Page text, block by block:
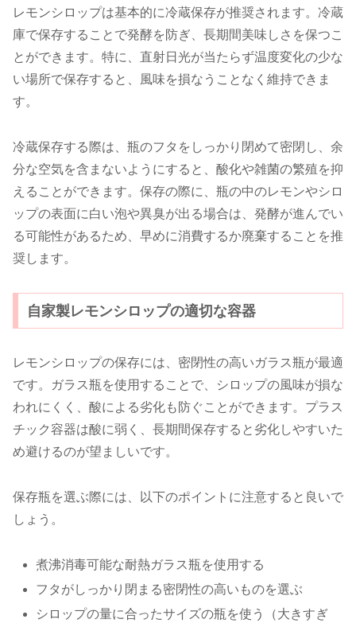
レモンシロップは基本的に冷蔵保存が推奨されます。冷蔵
庫で保存することで発酵を防ぎ、長期間美味しさを保つこ
とができます。特に、直射日光が当たらず温度変化の少な
い場所で保存すると、風味を損なうことなく維持できま
す。
冷蔵保存する際は、瓶のフタをしっかり閉めて密閉し、余
分な空気を含まないようにすると、酸化や雑菌の繁殖を抑
えることができます。保存の際に、瓶の中のレモンやシロ
ップの表面に白い泡や異臭が出る場合は、発酵が進んでい
る可能性があるため、早めに消費するか廃棄することを推
奨します。
自家製レモンシロップの適切な容器
レモンシロップの保存には、密閉性の高いガラス瓶が最適
です。ガラス瓶を使用することで、シロップの風味が損な
われにくく、酸による劣化も防ぐことができます。プラス
チック容器は酸に弱く、長期間保存すると劣化しやすいた
め避けるのが望ましいです。
保存瓶を選ぶ際には、以下のポイントに注意すると良いで
しょう。
煮沸消毒可能な耐熱ガラス瓶を使用する
フタがしっかり閉まる密閉性の高いものを選ぶ
シロップの量に合ったサイズの瓶を使う（大きすぎ